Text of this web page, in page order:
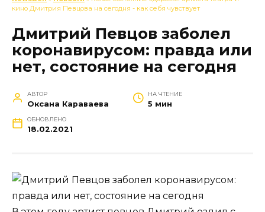
кино Дмитрия Певцова на сегодня - как себя чувствует
Дмитрий Певцов заболел
коронавирусом: правда или
нет, состояние на сегодня
АВТОР
Оксана Караваева
НА ЧТЕНИЕ
5 мин
ОБНОВЛЕНО
18.02.2021